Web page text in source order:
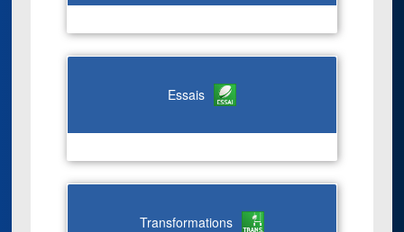
Essais
Transformations